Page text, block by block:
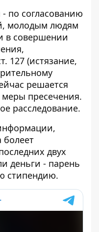
по согласованию
молодым людям
в совершении
127 (истязание,
решается
пресечения.
расследование.
болеет
двух
деньги - парень
стипендию.